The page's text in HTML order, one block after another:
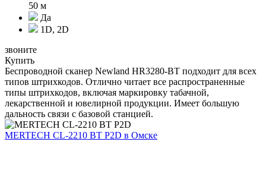
50 м
Да
1D, 2D
звоните
Купить
Беспроводной сканер Newland HR3280-BT подходит для всех
типов штрихкодов. Отлично читает все распространенные
типы штрихкодов, включая маркировку табачной,
лекарственной и ювелирной продукции. Имеет большую
дальность связи с базовой станцией.
MERTECH CL-2210 BT P2D в Омске